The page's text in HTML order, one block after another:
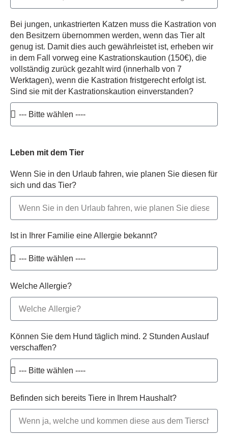
Bei jungen, unkastrierten Katzen muss die Kastration von
den Besitzern übernommen werden, wenn das Tier alt
genug ist. Damit dies auch gewährleistet ist, erheben wir
in dem Fall vorweg eine Kastrationskaution (150€), die
vollständig zurück gezahlt wird (innerhalb von 7
Werktagen), wenn die Kastration fristgerecht erfolgt ist.
Sind sie mit der Kastrationskaution einverstanden?
Leben mit dem Tier
Wenn Sie in den Urlaub fahren, wie planen Sie diesen für
sich und das Tier?
Ist in Ihrer Familie eine Allergie bekannt?
Welche Allergie?
Können Sie dem Hund täglich mind. 2 Stunden Auslauf
verschaffen?
Befinden sich bereits Tiere in Ihrem Haushalt?